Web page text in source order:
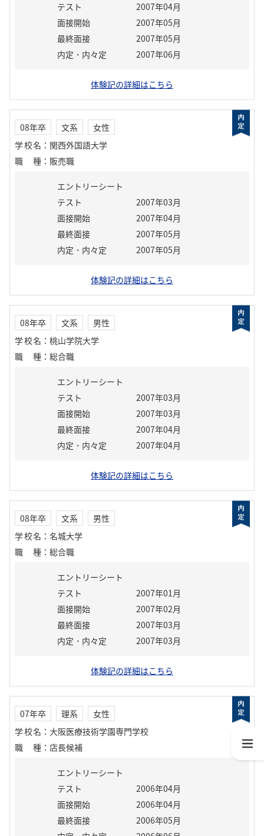
テスト
2007年04月
面接開始
2007年05月
最終面接
2007年05月
内定・内々定
2007年06月
体験記の詳細はこちら
08年卒 文系
女性
学校名 ： 関西外国語大学
職種 ： 販売職
エントリーシート
テスト
2007年03月
面接開始
2007年04月
最終面接
2007年05月
内定・内々定
2007年05月
体験記の詳細はこちら
08年卒 文系
男性
学校名 ： 桃山学院大学
職種 ： 総合職
エントリーシート
テスト
2007年03月
面接開始
2007年03月
最終面接
2007年04月
内定・内々定
2007年04月
体験記の詳細はこちら
08年卒 文系
男性
学校名 ： 名城大学
職種 ： 総合職
エントリーシート
テスト
2007年01月
面接開始
2007年02月
最終面接
2007年03月
内定・内々定
2007年03月
体験記の詳細はこちら
07年卒 理系
女性
学校名 ： 大阪医療技術学園専門学校
職種 ： 店長候補
エントリーシート
テスト
2006年04月
面接開始
2006年04月
最終面接
2006年05月